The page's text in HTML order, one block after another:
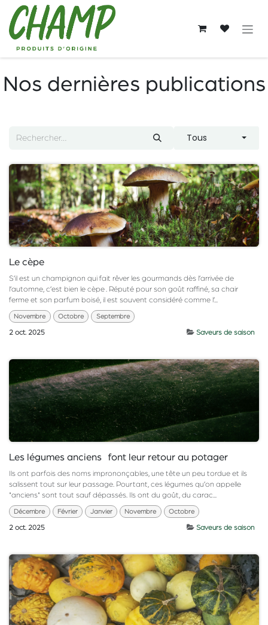
Se rendre au contenu
Nos dernières publications
Tous
Le cèpe
S’il est un champignon qui fait rêver les gourmands dès l’arrivée de
l’automne, c’est bien le cèpe . Réputé pour son goût raffiné, sa chair
ferme et son parfum boisé, il est souvent considéré comme l’...
Novembre Octobre Septembre
2 oct. 2025 Saveurs de saison
Les légumes anciens font leur retour au potager
Ils ont parfois des noms imprononçables, une tête un peu tordue et ils
salissent tout sur leur passage. Pourtant, ces légumes qu’on appelle
"anciens" sont tout sauf dépassés. Ils ont du goût, du carac...
Décembre Février Janvier Novembre Octobre
2 oct. 2025 Saveurs de saison